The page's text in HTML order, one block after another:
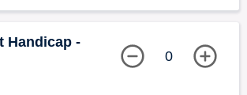
Handicap -
0